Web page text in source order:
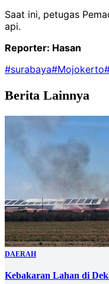
Saat ini, petugas
api.
Reporter: Hasan
#surabaya#Mojokerto
Berita Lainnya
DAERAH
Kebakaran Lahan di